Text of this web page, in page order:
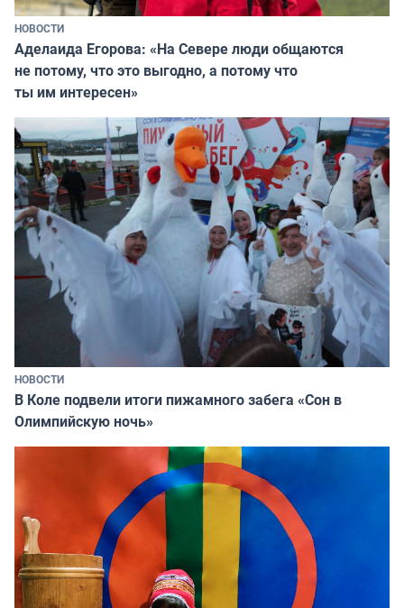
НОВОСТИ
Аделаида Егорова: «На Севере люди общаются
не потому, что это выгодно, а потому что
ты им интересен»
НОВОСТИ
В Коле подвели итоги пижамного забега «Сон в
Олимпийскую ночь»